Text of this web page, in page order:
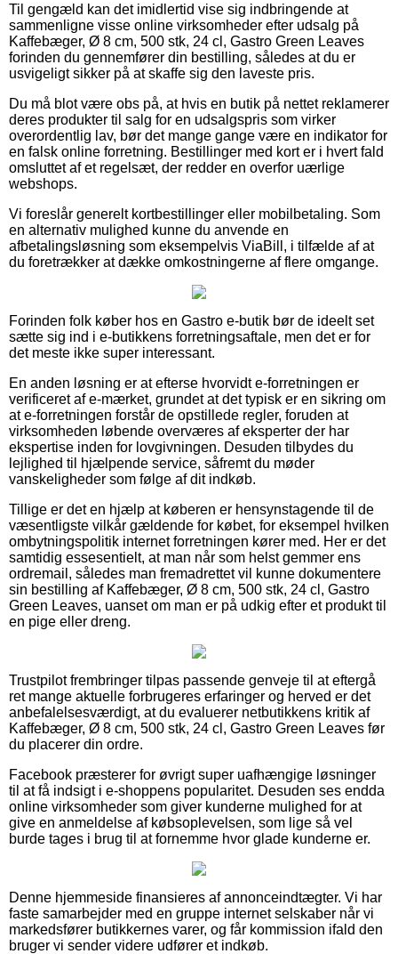
Til gengæld kan det imidlertid vise sig indbringende at
sammenligne visse online virksomheder efter udsalg på
Kaffebæger, Ø 8 cm, 500 stk, 24 cl, Gastro Green Leaves
forinden du gennemfører din bestilling, således at du er
usvigeligt sikker på at skaffe sig den laveste pris.
Du må blot være obs på, at hvis en butik på nettet reklamerer
deres produkter til salg for en udsalgspris som virker
overordentlig lav, bør det mange gange være en indikator for
en falsk online forretning. Bestillinger med kort er i hvert fald
omsluttet af et regelsæt, der redder en overfor uærlige
webshops.
Vi foreslår generelt kortbestillinger eller mobilbetaling. Som
en alternativ mulighed kunne du anvende en
afbetalingsløsning som eksempelvis ViaBill, i tilfælde af at
du foretrækker at dække omkostningerne af flere omgange.
Forinden folk køber hos en Gastro e-butik bør de ideelt set
sætte sig ind i e-butikkens forretningsaftale, men det er for
det meste ikke super interessant.
En anden løsning er at efterse hvorvidt e-forretningen er
verificeret af e-mærket, grundet at det typisk er en sikring om
at e-forretningen forstår de opstillede regler, foruden at
virksomheden løbende overværes af eksperter der har
ekspertise inden for lovgivningen. Desuden tilbydes du
lejlighed til hjælpende service, såfremt du møder
vanskeligheder som følge af dit indkøb.
Tillige er det en hjælp at køberen er hensynstagende til de
væsentligste vilkår gældende for købet, for eksempel hvilken
ombytningspolitik internet forretningen kører med. Her er det
samtidig essesentielt, at man når som helst gemmer ens
ordremail, således man fremadrettet vil kunne dokumentere
sin bestilling af Kaffebæger, Ø 8 cm, 500 stk, 24 cl, Gastro
Green Leaves, uanset om man er på udkig efter et produkt til
en pige eller dreng.
Trustpilot frembringer tilpas passende genveje til at eftergå
ret mange aktuelle forbrugeres erfaringer og herved er det
anbefalelsesværdigt, at du evaluerer netbutikkens kritik af
Kaffebæger, Ø 8 cm, 500 stk, 24 cl, Gastro Green Leaves før
du placerer din ordre.
Facebook præsterer for øvrigt super uafhængige løsninger
til at få indsigt i e-shoppens popularitet. Desuden ses endda
online virksomheder som giver kunderne mulighed for at
give en anmeldelse af købsoplevelsen, som lige så vel
burde tages i brug til at fornemme hvor glade kunderne er.
Denne hjemmeside finansieres af annonceindtægter. Vi har
faste samarbejder med en gruppe internet selskaber når vi
markedsfører butikkernes varer, og får kommission ifald den
bruger vi sender videre udfører et indkøb.